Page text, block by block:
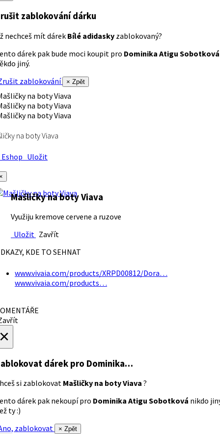
zablokování dárku
nechceš mít dárek Bílé adidasky zablokovaný?
dárek pak bude moci koupit pro Dominika Atigu Sobotková
jiný.
zablokování
× Zpět
na boty Viava
Uložit
Mašličky na boty Viava
Využiju kremove cervene a ruzove
Uložit Zavřít
KDE TO SEHNAT
www.vivaia.com/products/XRPD00812/Dora…
www.vivaia.com/products…
dárek pro Dominika…
si zablokovat Mašličky na boty Viava ?
dárek pak nekoupí pro Dominika Atigu Sobotková nikdo
ty :)
zablokovat
× Zpět